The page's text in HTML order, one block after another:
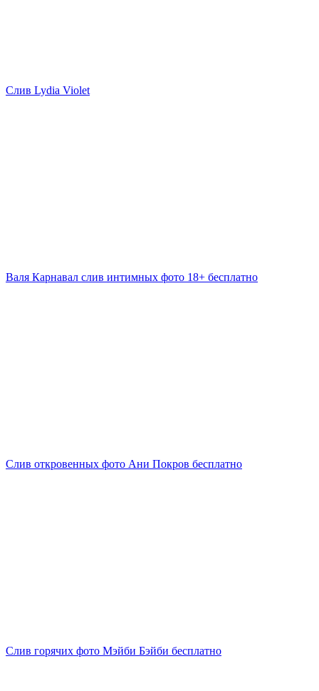
Слив Lydia Violet
Валя Карнавал слив интимных фото 18+ бесплатно
Слив откровенных фото Ани Покров бесплатно
Слив горячих фото Мэйби Бэйби бесплатно